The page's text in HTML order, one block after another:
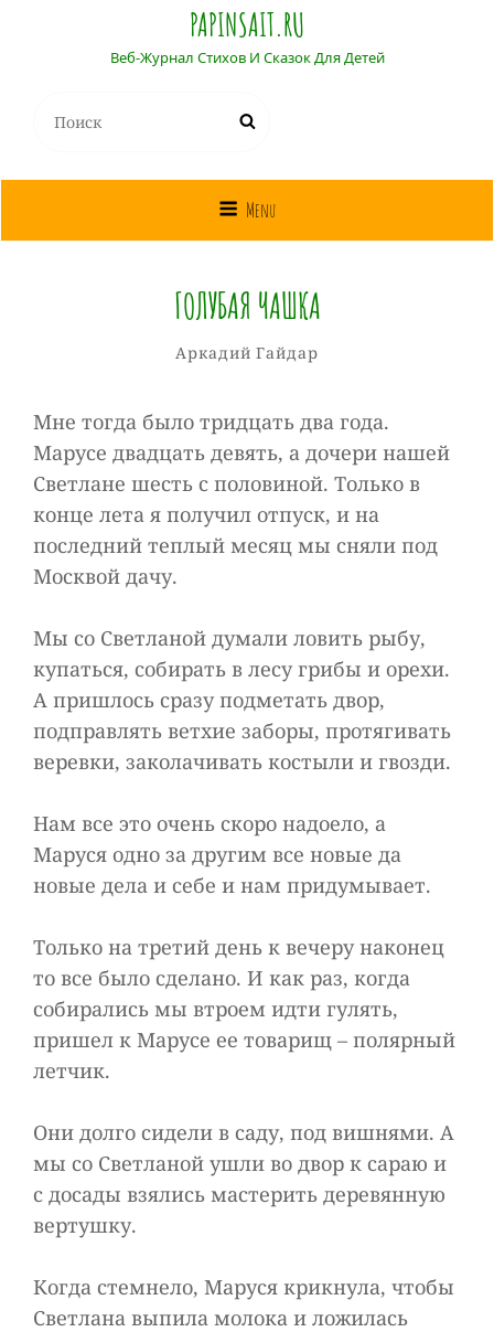
PAPINSAIT.RU
Веб-Журнал Стихов И Сказок Для Детей
Menu
ГОЛУБАЯ ЧАШКА
Рубрики
Аркадий ГайдарОт
Собиратель
Мне тогда было тридцать два года.
Марусе двадцать девять, а дочери нашей
Светлане шесть с половиной. Только в
конце лета я получил отпуск, и на
последний теплый месяц мы сняли под
Москвой дачу.
Мы со Светланой думали ловить рыбу,
купаться, собирать в лесу грибы и орехи.
А пришлось сразу подметать двор,
подправлять ветхие заборы, протягивать
веревки, заколачивать костыли и гвозди.
Нам все это очень скоро надоело, а
Маруся одно за другим все новые да
новые дела и себе и нам придумывает.
Только на третий день к вечеру наконец
то все было сделано. И как раз, когда
собирались мы втроем идти гулять,
пришел к Марусе ее товарищ – полярный
летчик.
Они долго сидели в саду, под вишнями. А
мы со Светланой ушли во двор к сараю и
с досады взялись мастерить деревянную
вертушку.
Когда стемнело, Маруся крикнула, чтобы
Светлана выпила молока и ложилась